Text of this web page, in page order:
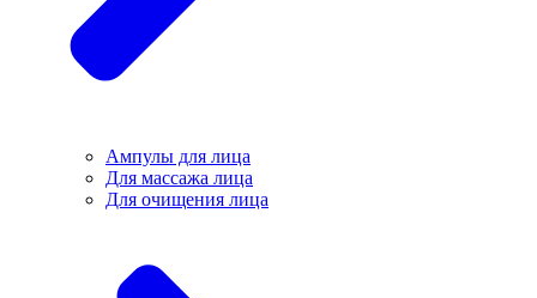
Ампулы для лица
Для массажа лица
Для очищения лица